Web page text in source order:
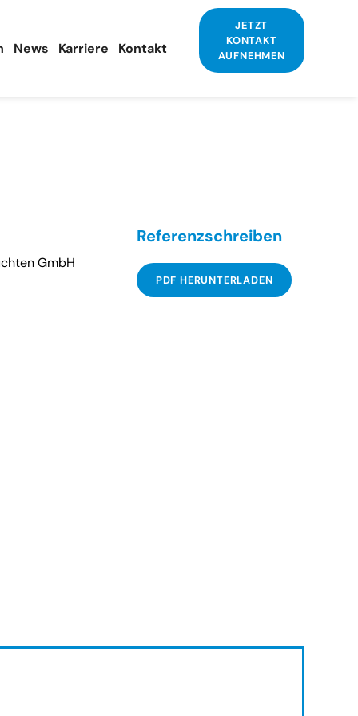
News Karriere Kontakt
JETZT
KONTAKT
AUFNEHMEN
GmbH
Referenzschreiben
PDF HERUNTERLADEN